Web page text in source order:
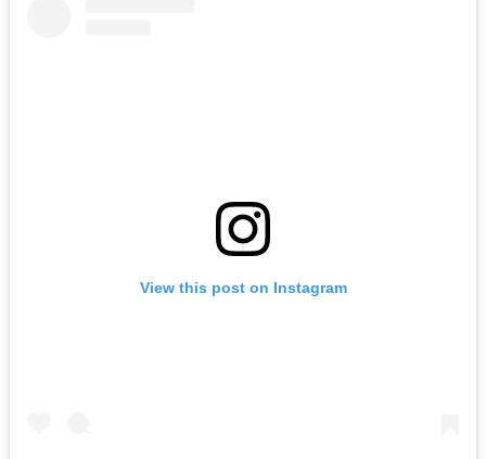
View this post on Instagram